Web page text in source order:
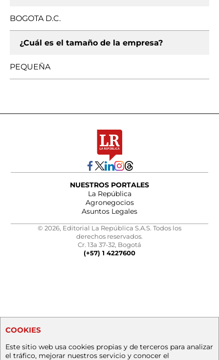
BOGOTA D.C.
¿Cuál es el tamaño de la empresa?
PEQUEÑA
NUESTROS PORTALES
La República
Agronegocios
Asuntos Legales
© 2026, Editorial La República S.A.S. Todos los
derechos reservados.
Cr. 13a 37-32, Bogotá
(+57) 1 4227600
COOKIES
Este sitio web usa cookies propias y de terceros para analizar
el tráfico, mejorar nuestros servicio y conocer el